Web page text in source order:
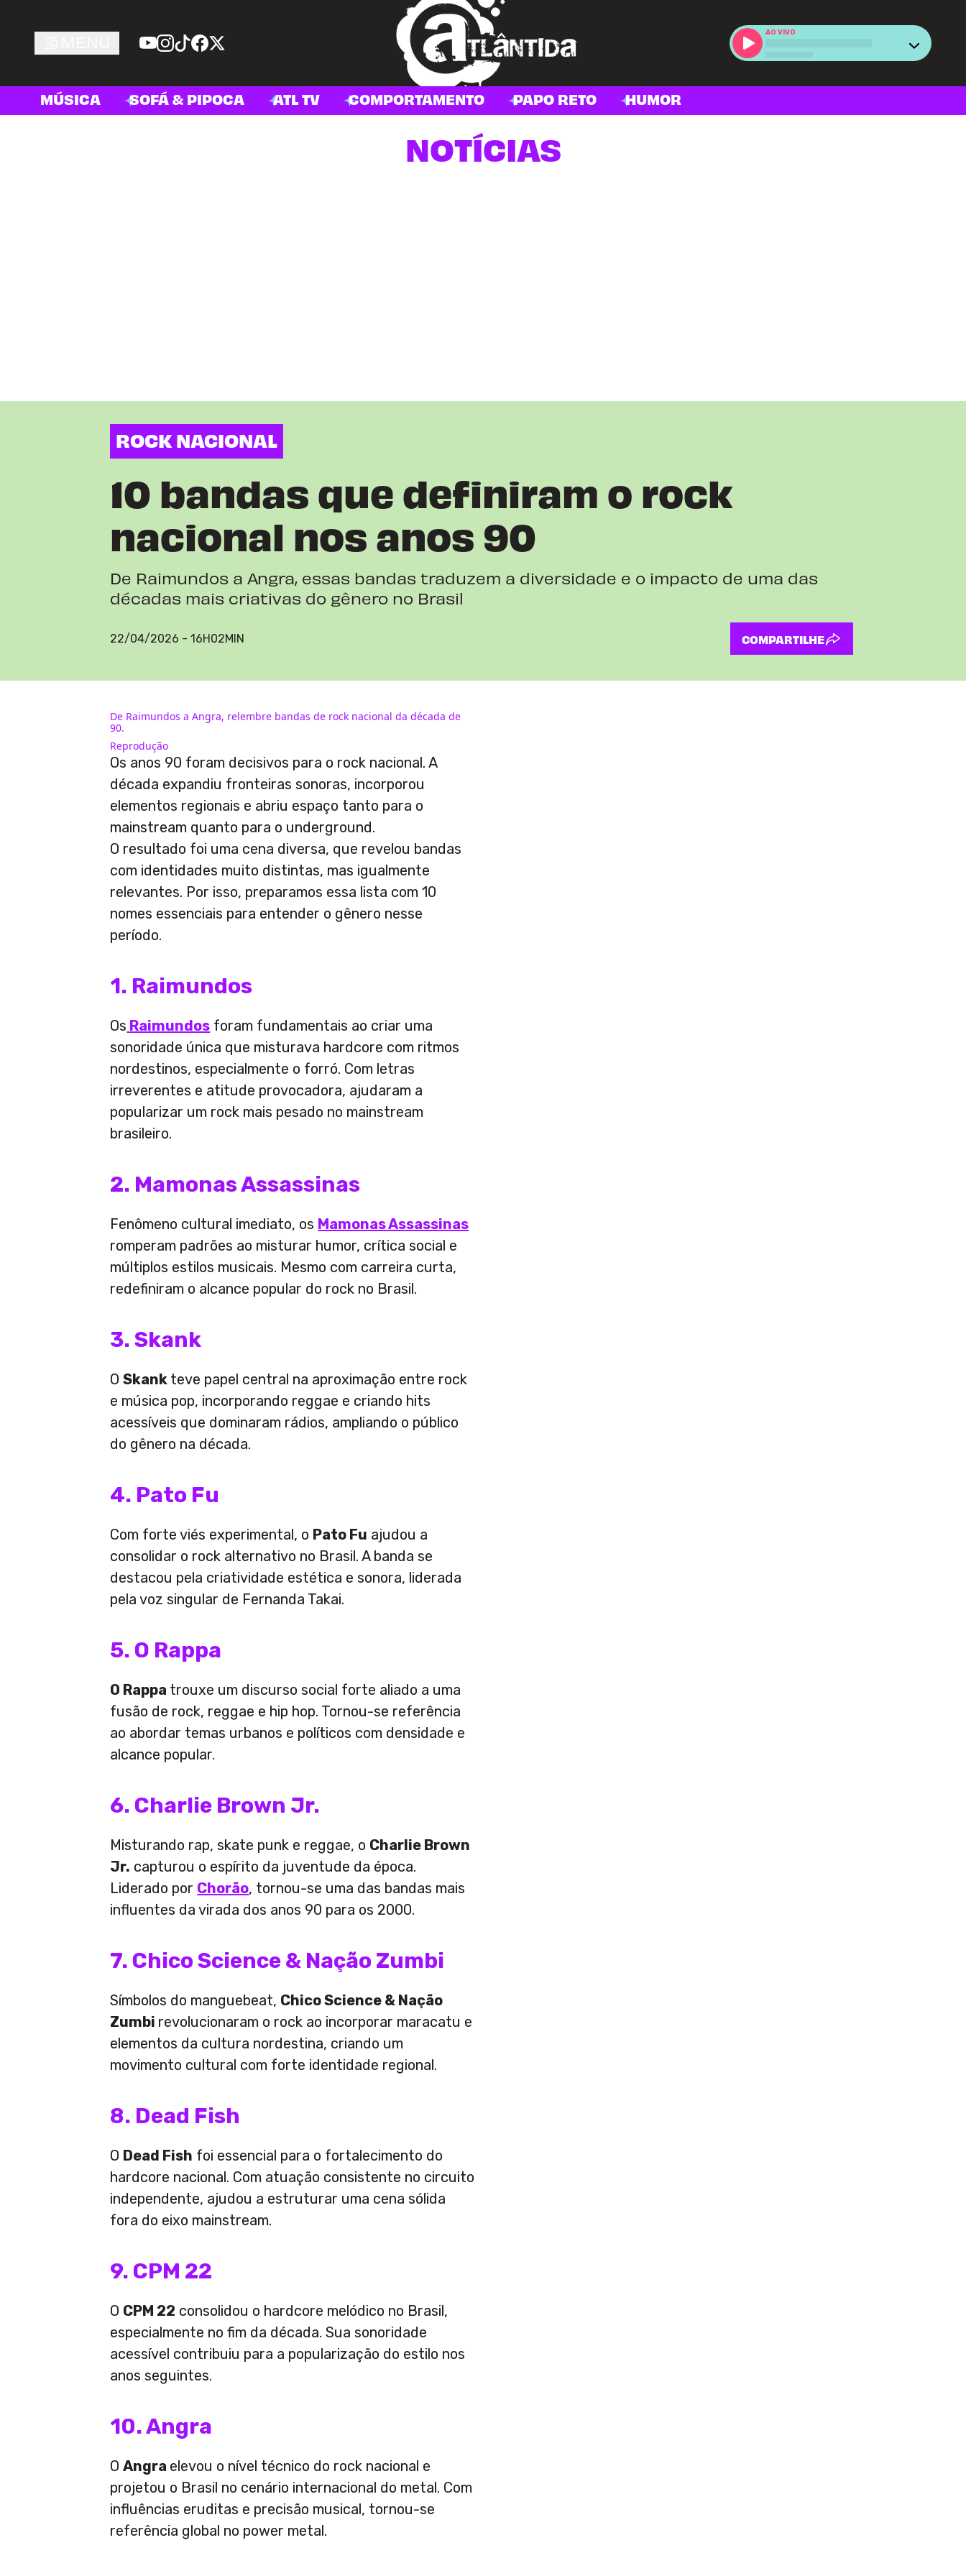
AO VIVO
MÚSICA SOFÁ & PIPOCA ATL TV COMPORTAMENTO PAPO RETO HUMOR
NOTÍCIAS
ROCK NACIONAL
10 bandas que definiram o rock
nacional nos anos 90
De Raimundos a Angra, essas bandas traduzem a diversidade e o impacto de uma das
décadas mais criativas do gênero no Brasil
22/04/2026 - 16H02MIN COMPARTILHE
De Raimundos a Angra, relembre bandas de rock nacional da década de
90.
Reprodução
Os anos 90 foram decisivos para o rock nacional. A
década expandiu fronteiras sonoras, incorporou
elementos regionais e abriu espaço tanto para o
mainstream quanto para o underground.
O resultado foi uma cena diversa, que revelou bandas
com identidades muito distintas, mas igualmente
relevantes. Por isso, preparamos essa lista com 10
nomes essenciais para entender o gênero nesse
período.
1. Raimundos
Os Raimundos foram fundamentais ao criar uma
sonoridade única que misturava hardcore com ritmos
nordestinos, especialmente o forró. Com letras
irreverentes e atitude provocadora, ajudaram a
popularizar um rock mais pesado no mainstream
brasileiro.
2. Mamonas Assassinas
Fenômeno cultural imediato, os Mamonas Assassinas
romperam padrões ao misturar humor, crítica social e
múltiplos estilos musicais. Mesmo com carreira curta,
redefiniram o alcance popular do rock no Brasil.
3. Skank
OSkank teve papel central na aproximação entre rock
e música pop, incorporando reggae e criando hits
acessíveis que dominaram rádios, ampliando o público
do gênero na década.
4. Pato Fu
Com forte viés experimental, o Pato Fu ajudou a
consolidar o rock alternativo no Brasil. A banda se
destacou pela criatividade estética e sonora, liderada
pela voz singular de Fernanda Takai.
5. O Rappa
O Rappa trouxe um discurso social forte aliado a uma
fusão de rock, reggae e hip hop. Tornou-se referência
ao abordar temas urbanos e políticos com densidade e
alcance popular.
6. Charlie Brown Jr.
Misturando rap, skate punk e reggae, o Charlie Brown
Jr. capturou o espírito da juventude da época.
Liderado por Chorão, tornou-se uma das bandas mais
influentes da virada dos anos 90 para os 2000.
7. Chico Science & Nação Zumbi
Símbolos do manguebeat, Chico Science & Nação
Zumbi revolucionaram o rock ao incorporar maracatu e
elementos da cultura nordestina, criando um
movimento cultural com forte identidade regional.
8. Dead Fish
O Dead Fish foi essencial para o fortalecimento do
hardcore nacional. Com atuação consistente no circuito
independente, ajudou a estruturar uma cena sólida
fora do eixo mainstream.
9. CPM 22
O CPM 22 consolidou o hardcore melódico no Brasil,
especialmente no fim da década. Sua sonoridade
acessível contribuiu para a popularização do estilo nos
anos seguintes.
10. Angra
OAngra elevou o nível técnico do rock nacional e
projetou o Brasil no cenário internacional do metal. Com
influências eruditas e precisão musical, tornou-se
referência global no power metal.